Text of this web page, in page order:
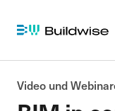
Video und